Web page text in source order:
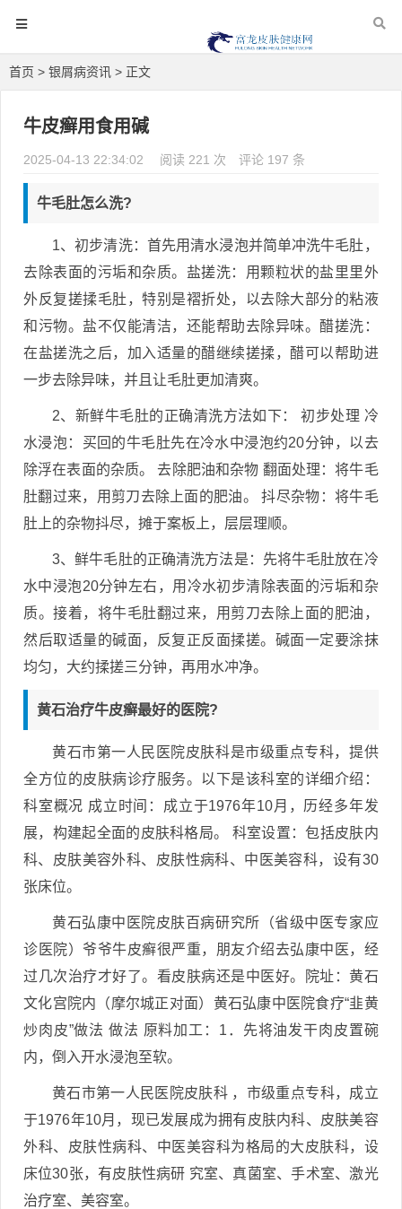
首页 > 银屑病资讯 > 正文
牛皮癣用食用碱
2025-04-13 22:34:02 阅读 221 次 评论 197 条
牛毛肚怎么洗?
1、初步清洗：首先用清水浸泡并简单冲洗牛毛肚，
去除表面的污垢和杂质。盐搓洗：用颗粒状的盐里里外
外反复搓揉毛肚，特别是褶折处，以去除大部分的粘液
和污物。盐不仅能清洁，还能帮助去除异味。醋搓洗：
在盐搓洗之后，加入适量的醋继续搓揉，醋可以帮助进
一步去除异味，并且让毛肚更加清爽。
2、新鲜牛毛肚的正确清洗方法如下： 初步处理 冷
水浸泡：买回的牛毛肚先在冷水中浸泡约20分钟，以去
除浮在表面的杂质。 去除肥油和杂物 翻面处理：将牛毛
肚翻过来，用剪刀去除上面的肥油。 抖尽杂物：将牛毛
肚上的杂物抖尽，摊于案板上，层层理顺。
3、鲜牛毛肚的正确清洗方法是：先将牛毛肚放在冷
水中浸泡20分钟左右，用冷水初步清除表面的污垢和杂
质。接着，将牛毛肚翻过来，用剪刀去除上面的肥油，
然后取适量的碱面，反复正反面揉搓。碱面一定要涂抹
均匀，大约揉搓三分钟，再用水冲净。
黄石治疗牛皮癣最好的医院?
黄石市第一人民医院皮肤科是市级重点专科，提供
全方位的皮肤病诊疗服务。以下是该科室的详细介绍：
科室概况 成立时间：成立于1976年10月，历经多年发
展，构建起全面的皮肤科格局。 科室设置：包括皮肤内
科、皮肤美容外科、皮肤性病科、中医美容科，设有30
张床位。
黄石弘康中医院皮肤百病研究所（省级中医专家应
诊医院）爷爷牛皮癣很严重，朋友介绍去弘康中医，经
过几次治疗才好了。看皮肤病还是中医好。院址：黄石
文化宫院内（摩尔城正对面）黄石弘康中医院食疗“韭黄
炒肉皮”做法 做法 原料加工：1．先将油发干肉皮置碗
内，倒入开水浸泡至软。
黄石市第一人民医院皮肤科 ，市级重点专科，成立
于1976年10月，现已发展成为拥有皮肤内科、皮肤美容
外科、皮肤性病科、中医美容科为格局的大皮肤科，设
床位30张，有皮肤性病研 究室、真菌室、手术室、激光
治疗室、美容室。